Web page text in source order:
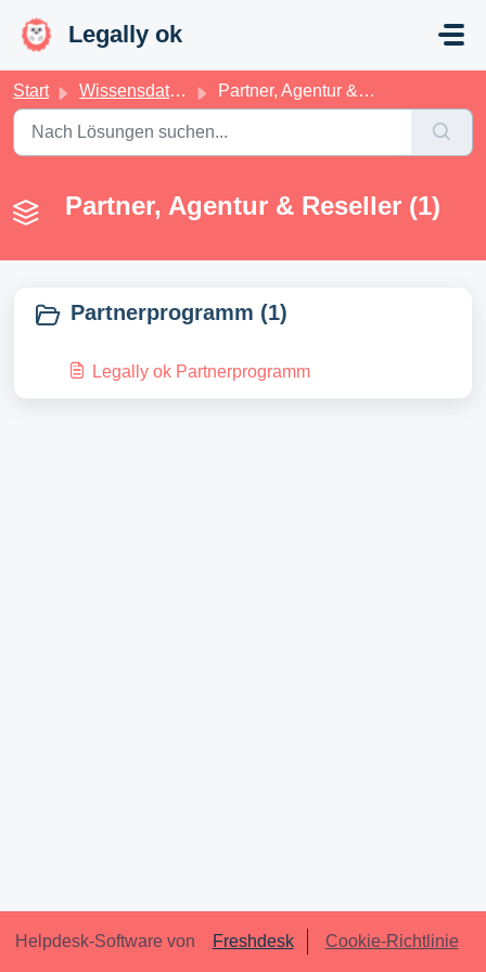
Legally ok
Start Wissensdatenbank Partner, Agentur & Reseller
Partner, Agentur & Reseller (1)
Partnerprogramm (1)
Legally ok Partnerprogramm
Helpdesk-Software von Freshdesk Cookie-Richtlinie